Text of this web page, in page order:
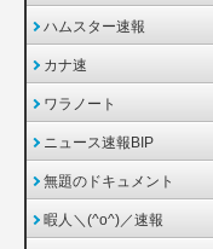
ハムスター速報
カナ速
ワラノート
ニュース速報BIP
無題のドキュメント
暇人＼(^o^)／速報